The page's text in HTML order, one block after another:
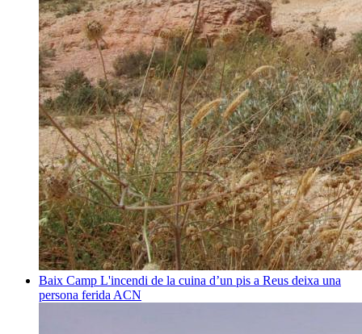
Baix Camp L'incendi de la cuina d’un pis a Reus deixa una
persona ferida ACN